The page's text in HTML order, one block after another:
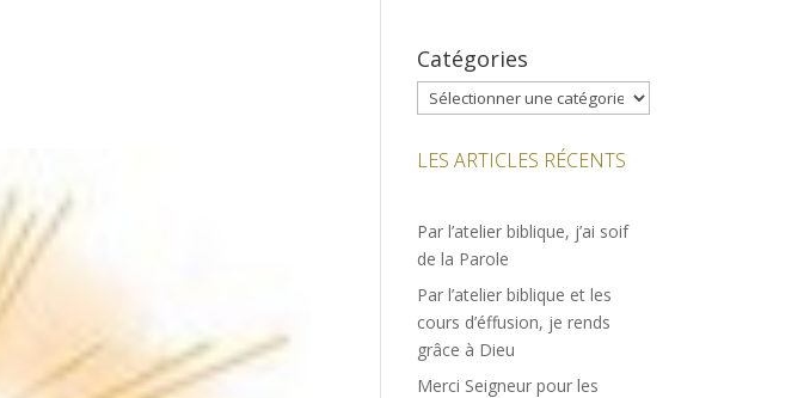
Catégories
Catégories
LES ARTICLES RÉCENTS
Par l’atelier biblique, j’ai soif
de la Parole
Par l’atelier biblique et les
cours d’éffusion, je rends
grâce à Dieu
Merci Seigneur pour les